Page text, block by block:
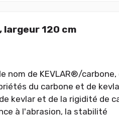
largeur 120 cm
nom de KEVLAR®/
du carbone et de
kevlar et de la rigidité de
à l'abrasion, la stabilité